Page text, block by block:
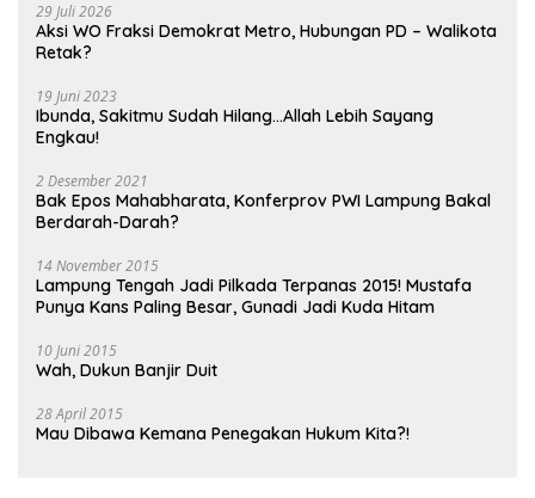
29 Juli 2026
Aksi WO Fraksi Demokrat Metro, Hubungan PD – Walikota
Retak?
19 Juni 2023
Ibunda, Sakitmu Sudah Hilang…Allah Lebih Sayang
Engkau!
2 Desember 2021
Bak Epos Mahabharata, Konferprov PWI Lampung Bakal
Berdarah-Darah?
14 November 2015
Lampung Tengah Jadi Pilkada Terpanas 2015! Mustafa
Punya Kans Paling Besar, Gunadi Jadi Kuda Hitam
10 Juni 2015
Wah, Dukun Banjir Duit
28 April 2015
Mau Dibawa Kemana Penegakan Hukum Kita?!